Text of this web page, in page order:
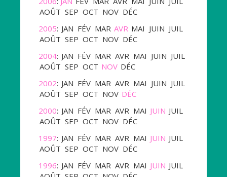
AOÛT SEP OCT NOV DÉC
2005: JAN FÉV MAR AVR MAI JUIN JUIL
AOÛT SEP OCT NOV DÉC
2004: JAN FÉV MAR AVR MAI JUIN JUIL
AOÛT SEP OCT NOV DÉC
2002: JAN FÉV MAR AVR MAI JUIN JUIL
AOÛT SEP OCT NOV DÉC
2000: JAN FÉV MAR AVR MAI JUIN JUIL
AOÛT SEP OCT NOV DÉC
1997: JAN FÉV MAR AVR MAI JUIN JUIL
AOÛT SEP OCT NOV DÉC
1996: JAN FÉV MAR AVR MAI JUIN JUIL